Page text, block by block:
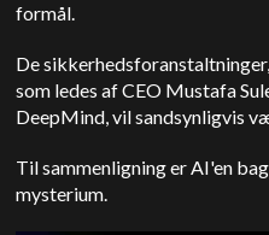
formål.
De
som ledes af CEO Mustafa
DeepMind, vil sandsynligvis
Til sammenligning er AI'en
mysterium.